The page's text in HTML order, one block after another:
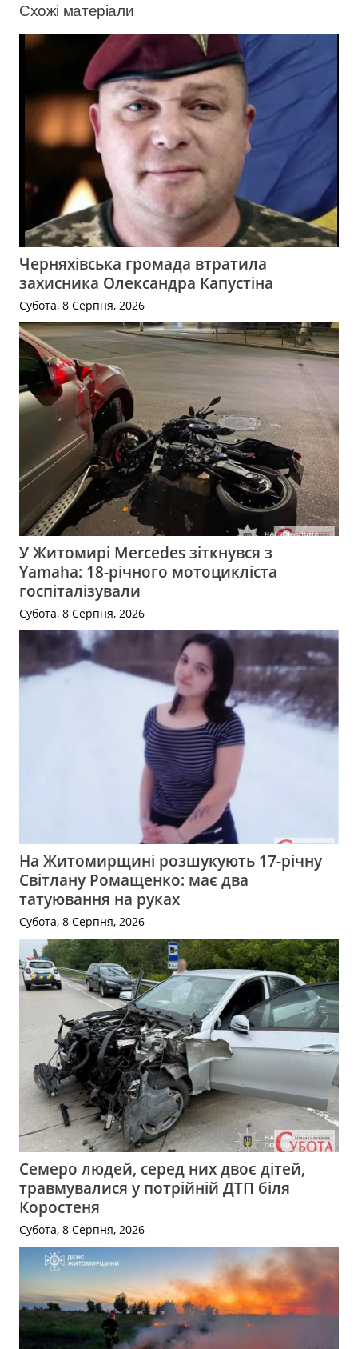
Схожі матеріали
Черняхівська громада втратила
захисника Олександра Капустіна
Субота, 8 Серпня, 2026
У Житомирі Mercedes зіткнувся з
Yamaha: 18-річного мотоцикліста
госпіталізували
Субота, 8 Серпня, 2026
На Житомирщині розшукують 17-річну
Світлану Ромащенко: має два
татуювання на руках
Субота, 8 Серпня, 2026
Семеро людей, серед них двоє дітей,
травмувалися у потрійній ДТП біля
Коростеня
Субота, 8 Серпня, 2026